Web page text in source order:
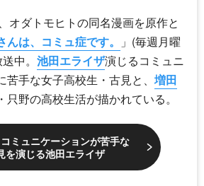
オダトモヒトの同名漫画を原作と
んは、コミュ症です。
」(毎週月曜
中。 池田エライザ演じるコミュニ
手な女子高校生・古見と、 増田
只野の高校生活が描かれている。
コミュニケーションが苦手な
を演じる池田エライザ